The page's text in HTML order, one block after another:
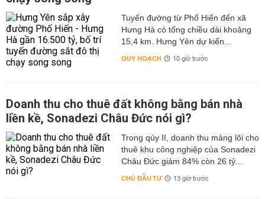
Tuyến đường từ Phố Hiến đến xã
Hưng Hà có tổng chiều dài khoảng
15,4 km. Hưng Yên dự kiến...
QUY HOẠCH 10 giờ trước
Doanh thu cho thuê đất không bằng bán nhà
liền kề, Sonadezi Châu Đức nói gì?
Trong qúy II, doanh thu mảng lõi cho
thuê khu công nghiệp của Sonadezi
Châu Đức giảm 84% còn 26 tỷ...
CHỦ ĐẦU TƯ 13 giờ trước